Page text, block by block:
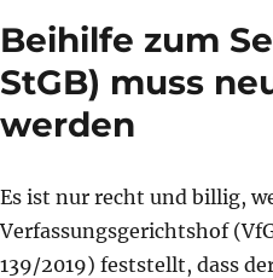
Beihilfe zum
StGB) muss
werden
Es ist nur recht und billig,
Verfassungsgerichtshof
139/2019) feststellt, dass